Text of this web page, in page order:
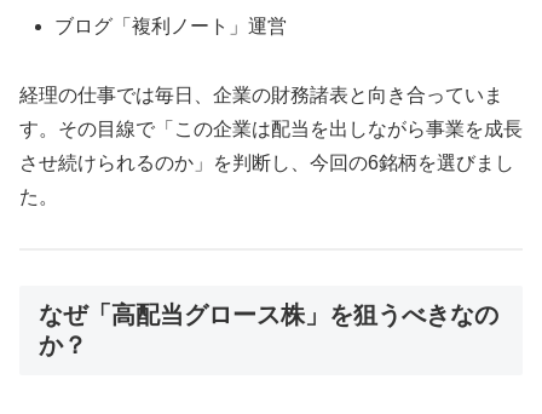
ブログ「複利ノート」運営
経理の仕事では毎日、企業の財務諸表と向き合っていま
す。その目線で「この企業は配当を出しながら事業を成長
させ続けられるのか」を判断し、今回の6銘柄を選びまし
た。
なぜ「高配当グロース株」を狙うべきなの
か？